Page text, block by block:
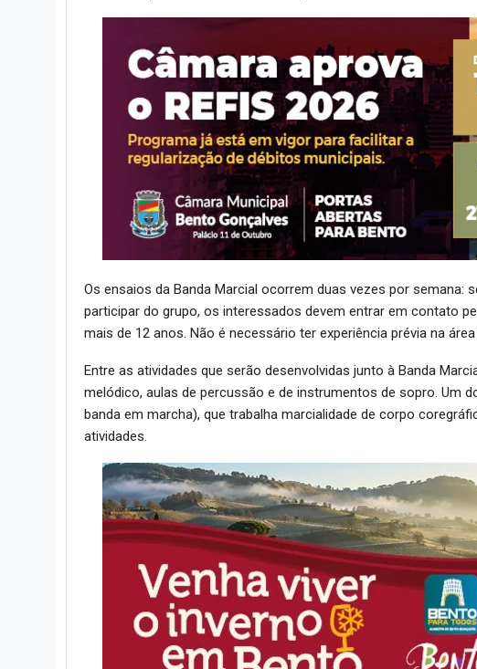
Os ensaios da Banda Marcial ocorrem duas vezes por semana:
participar do grupo, os interessados devem entrar em contato
mais de 12 anos. Não é necessário ter experiência prévia na
Entre as atividades que serão desenvolvidas junto à Banda
melódico, aulas de percussão e de instrumentos de sopro. Um
banda em marcha), que trabalha marcialidade de corpo
atividades.